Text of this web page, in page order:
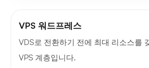
VPS 워드프레스
VDS로 전환하기 전에 최대 리소스를
VPS 계층입니다.